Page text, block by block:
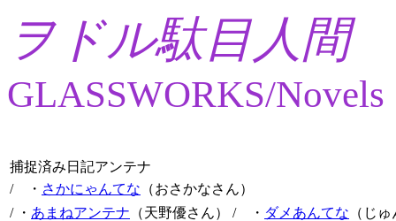
ヲドル駄目人間
GLASSWORKS/Novels
捕捉済み日記アンテナ
/ ・ さかにゃんてな （おさかなさん）
/ ・ あまねアンテナ （天野優さん） / ・ ダメあんてな （じ